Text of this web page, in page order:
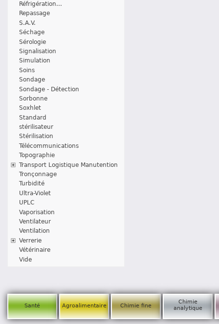
Réfrigération...
Repassage
S.A.V.
Séchage
Sérologie
Signalisation
Simulation
Soins
Sondage
Sondage - Détection
Sorbonne
Soxhlet
Standard
stérilisateur
Stérilisation
Télécommunications
Topographie
Transport Logistique Manutention
Tronçonnage
Turbidité
Ultra-Violet
UPLC
Vaporisation
Ventilateur
Ventilation
Verrerie
Vétérinaire
Vide
Santé Agroalimentaire Chimie fine
Chimie
analytique